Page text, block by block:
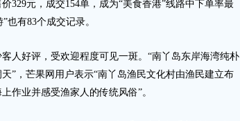
329元，成交154单，成为“美食香港”线路中下单率最
也有83个成交记录。
好评，受欢迎程度可见一斑。“南丫岛东岸海湾纯朴
”，芒果网用户表示“南丫岛渔民文化村由渔民建立布
作业并感受渔家人的传统风俗”。